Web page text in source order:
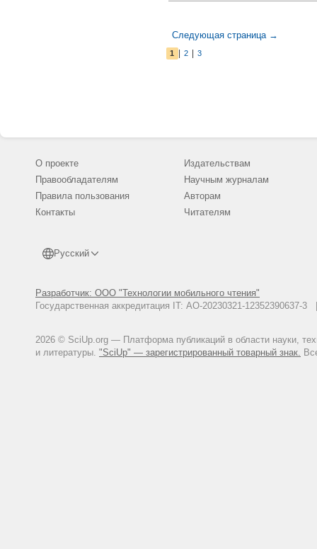
Следующая страница →
1 2 3
О проекте
Правообладателям
Правила пользования
Контакты
Русский
Разработчик: ООО "Технологии мобильного чтения"
Государственная аккредитация IT: АО-20230321-
2026 © SciUp.org — Платформа публикаций в области науки,
и литературы. "SciUp" — зарегистрированный товарный знак.
Издательствам
Научным журналам
Авторам
Читателям